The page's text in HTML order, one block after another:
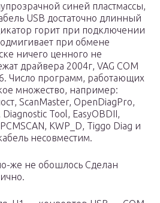
синей пластмассы,
USB достаточно длинный
горит при подключении
при обмене
ничего ценного не
драйвера 2004г, VAG COM
Число программ, работающих
множество, например:
ScanMaster, OpenDiagPro,
Diagnostic Tool, EasyOBDII,
KWP_D, Tiggo Diag и
несовместим.
же не обошлось Сделан